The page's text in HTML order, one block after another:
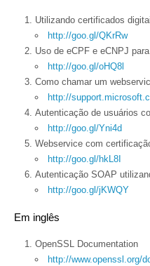
Utilizando certificados
http://goo.gl/QKrRw
Uso de eCPF e eCNPJ
http://goo.gl/oHQ8l
Como chamar um
http://
Autenticação de usuários
http://goo.gl/Yni4d
Webservice com
http://goo.gl/hkL8I
Autenticação SOAP
http://goo.gl/jKWQY
Em inglês
OpenSSL Documentation
http://www.openssl.org/